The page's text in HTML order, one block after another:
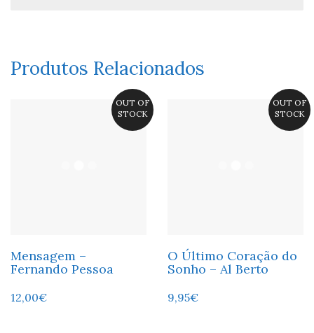
Produtos Relacionados
OUT OF
STOCK
Mensagem –
Fernando Pessoa
12,00€
OUT OF
STOCK
O Último Coração do
Sonho – Al Berto
9,95€